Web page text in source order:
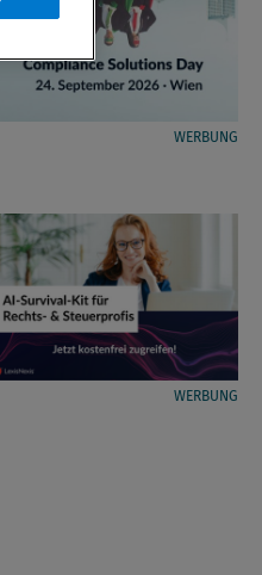
WERBUNG
WERBUNG